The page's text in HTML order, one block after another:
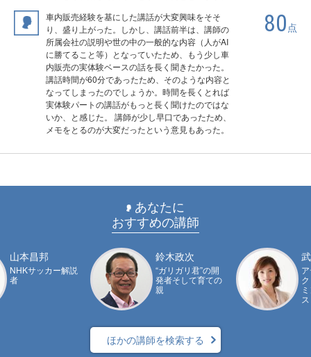
車内販売経験を基にした講話が大変興味をそそ
り、盛り上がった。しかし、講話前半は、講師の
所属会社の説明や世の中の一般的な内容（人がAI
に勝てること等）となっていたため、もう少し車
内販売の実体験ベースの話を長く聞きたかった。
講話時間が60分であったため、そのような内容と
なってしまったのでしょうか。時間を長くとれば
実体験パートの講話がもっと長く聞けたのではな
いか、と感じた。 講師が少し早口であったため、
メモをとるのが大変だったという意見もあった。
80 点
あなたに
おすすめの講師
山本昌邦
NHKサッカー解説
者
鈴木政次
“ガリガリ君”の開
発者そして育ての
親
ほかの講師を検索する